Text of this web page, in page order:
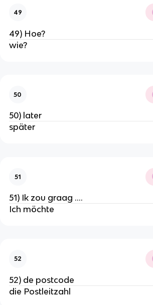
49
49) Hoe?
wie?
50
50) later
später
51
51) Ik zou graag ....
Ich möchte
52
52) de postcode
die Postleitzahl